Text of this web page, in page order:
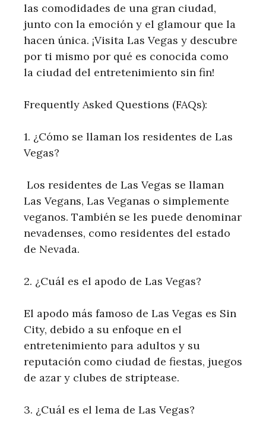
las comodidades de una gran ciudad,
junto‍ con la ⁣emoción y el glamour que la
hacen única. ¡Visita Las ⁢Vegas y descubre
‍por ti mismo por qué es conocida como
la ciudad del ​entretenimiento sin fin!
Frequently Asked Questions (FAQs):
1. ⁤¿Cómo se llaman los residentes de ​Las⁤
Vegas?
⁣ Los residentes de Las Vegas ‍se llaman ​
Las Vegans, Las Veganas o simplemente
veganos. También​ se les puede denominar
nevadenses, como residentes del ⁢estado
de Nevada.
2. ¿Cuál ⁢es⁤ el⁣ apodo de Las Vegas?
El apodo más famoso de Las Vegas⁣ es Sin
City,‌ debido a su enfoque en el
entretenimiento para adultos y su
reputación como ciudad de fiestas, juegos
de azar y clubes‍ de⁤ striptease.
3. ¿Cuál es el lema de Las Vegas?